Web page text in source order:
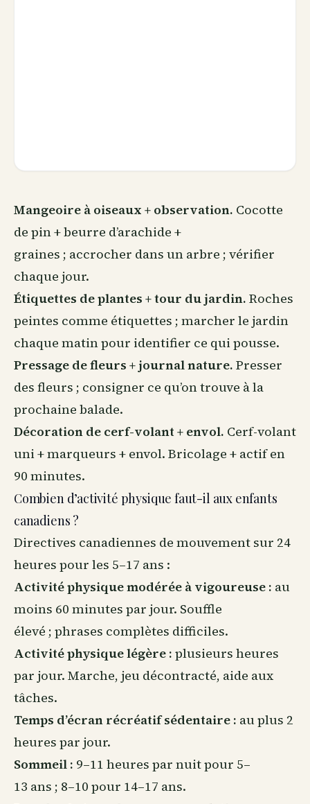
Mangeoire à oiseaux + observation. Cocotte
de pin + beurre d’arachide +
graines ; accrocher dans un arbre ; vérifier
chaque jour.
Étiquettes de plantes + tour du jardin. Roches
peintes comme étiquettes ; marcher le jardin
chaque matin pour identifier ce qui pousse.
Pressage de fleurs + journal nature. Presser
des fleurs ; consigner ce qu’on trouve à la
prochaine balade.
Décoration de cerf-volant + envol. Cerf-volant
uni + marqueurs + envol. Bricolage + actif en
90 minutes.
Combien d’activité physique faut-il aux enfants
canadiens ?
Directives canadiennes de mouvement sur 24
heures pour les 5–17 ans :
Activité physique modérée à vigoureuse : au
moins 60 minutes par jour. Souffle
élevé ; phrases complètes difficiles.
Activité physique légère : plusieurs heures
par jour. Marche, jeu décontracté, aide aux
tâches.
Temps d’écran récréatif sédentaire : au plus 2
heures par jour.
Sommeil : 9–11 heures par nuit pour 5–
13 ans ; 8–10 pour 14–17 ans.